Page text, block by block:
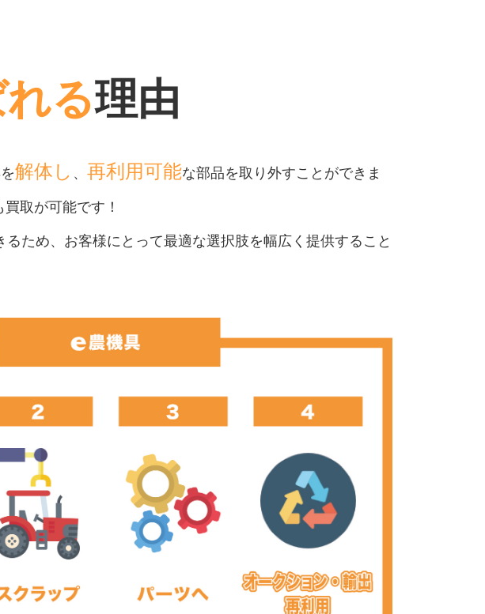
る理由
解体し 、 再利用可能な部品を取り外すことができま
取が可能です！
るため、お客様にとって最適な選択肢を幅広く提供すること